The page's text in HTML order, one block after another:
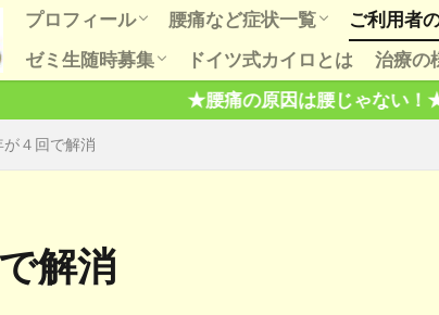
プロフィール
初めての方へ
お知らせ
腰痛など症状一覧
もっとＱ＆Ａ
腰、股関節での会話
肩こり五十肩は肩だけもんでも
ダイエットの話
肩治療での会話
膝関節痛、歳のせいも根拠な
膝治療での会話
病は気から、気とは何？
ご利用者
ご利用
腰肩膝
骨盤や
ゼミ生随時募集
六ヶ月間の講習で本当に治せる技術
を習得します。
健康セミナー開催の様子
ドイツ式カイロとは 治療の
芸能
趣味
★腰痛の原因は腰じゃない！★ヘルニアと腰痛は
４回で解消
解消